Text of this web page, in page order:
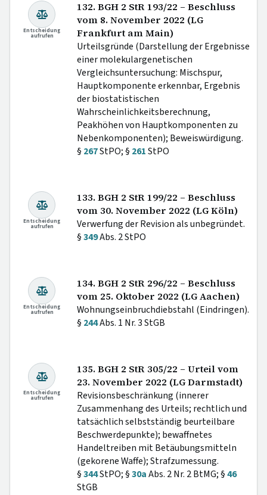
Entscheidung
aufrufen
132. BGH 2 StR 193/22 – Beschluss
vom 8. November 2022 (LG
Frankfurt am Main)
Urteilsgründe (Darstellung der Ergebnisse
einer molekulargenetischen
Vergleichsuntersuchung: Mischspur,
Hauptkomponente erkennbar, Ergebnis
der biostatistischen
Wahrscheinlichkeitsberechnung,
Peakhöhen von Hauptkomponenten zu
Nebenkomponenten); Beweiswürdigung.
§ 267StPO; § 261StPO
Entscheidung
aufrufen
133. BGH 2 StR 199/22 – Beschluss
vom 30. November 2022 (LG Köln)
Verwerfung der Revision als unbegründet.
§349Abs. 2 StPO
Entscheidung
aufrufen
134. BGH 2 StR 296/22 – Beschluss
vom 25. Oktober 2022 (LG Aachen)
Wohnungseinbruchdiebstahl (Eindringen).
§ 244Abs. 1 Nr. 3 StGB
Entscheidung
aufrufen
135. BGH 2 StR 305/22 – Urteil vom
23. November 2022 (LG Darmstadt)
Revisionsbeschränkung (innerer
Zusammenhang des Urteils; rechtlich und
tatsächlich selbstständig beurteilbare
Beschwerdepunkte); bewaffnetes
Handeltreiben mit Betäubungsmitteln
(gekorene Waffe); Strafzumessung.
§344StPO; §30aAbs. 2 Nr. 2 BtMG; §46
StGB